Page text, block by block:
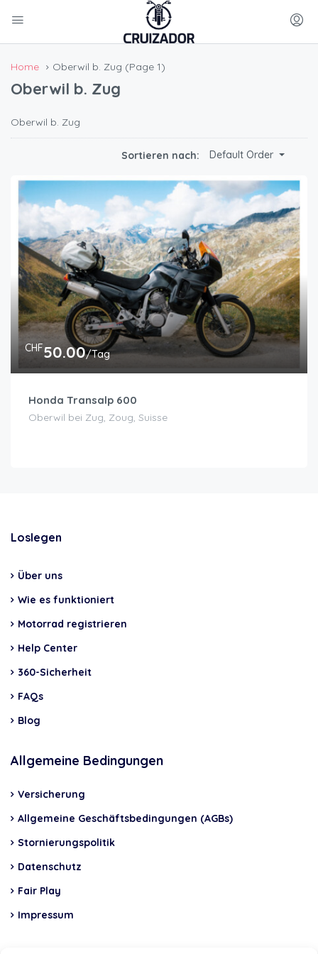
Home Oberwil b. Zug (Page 1)
Oberwil b. Zug
Oberwil b. Zug
Sortieren nach: Default Order
CHF50.00/Tag
Honda Transalp 600
Oberwil bei Zug, Zoug, Suisse
Loslegen
Über uns
Wie es funktioniert
Motorrad registrieren
Help Center
360-Sicherheit
FAQs
Blog
Allgemeine Bedingungen
Versicherung
Allgemeine Geschäftsbedingungen (AGBs)
Stornierungspolitik
Datenschutz
Fair Play
Impressum